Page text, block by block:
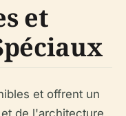
et
et offrent un
de l'architecture